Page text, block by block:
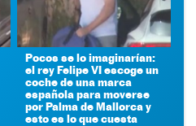
Pocos se lo imaginarían:
el rey Felipe VI escoge un
coche de una marca
española para moverse
por Palma de Mallorca y
esto es lo que cuesta